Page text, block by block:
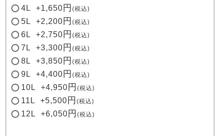
4L +1,650 税込
5L +2,200 税込
6L +2,750 税込
7L +3,300 税込
8L +3,850 税込
9L +4,400 税込
10L +4,950 税込
11L +5,500 税込
12L +6,050 税込